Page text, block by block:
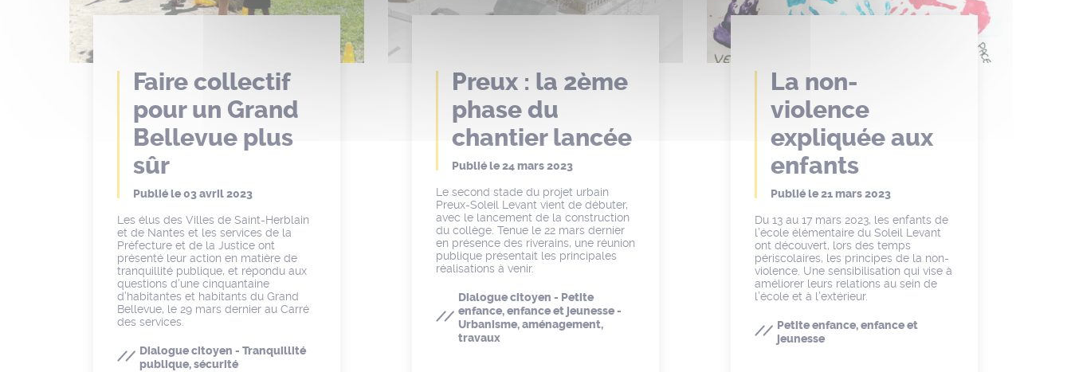
Faire collectif
pour un Grand
Bellevue plus
sûr
Publié le03 avril 2023
Les élus des Villes de Saint-Herblain
et de Nantes et les services de la
Préfecture et de la Justice ont
présenté leur action en matière de
tranquillité publique, et répondu aux
questions d’une cinquantaine
d’habitantes et habitants du Grand
Bellevue, le 29 mars dernier au Carré
des services.
Dialogue citoyen - Tranquillité
publique, sécurité
Preux : la 2ème
phase du
chantier lancée
Publié le24 mars 2023
Le second stade du projet urbain
Preux-Soleil Levant vient de débuter,
avec le lancement de la construction
du collège. Tenue le 22 mars dernier
en présence des riverains, une réunion
publique présentait les principales
réalisations à venir.
Dialogue citoyen - Petite
enfance, enfance et jeunesse -
Urbanisme, aménagement,
travaux
La non-
violence
expliquée aux
enfants
Publié le21 mars 2023
Du 13 au 17 mars 2023, les enfants de
l’école élémentaire du Soleil Levant
ont découvert, lors des temps
périscolaires, les principes de la non-
violence. Une sensibilisation qui vise à
améliorer leurs relations au sein de
l’école et à l’extérieur.
Petite enfance, enfance et
jeunesse